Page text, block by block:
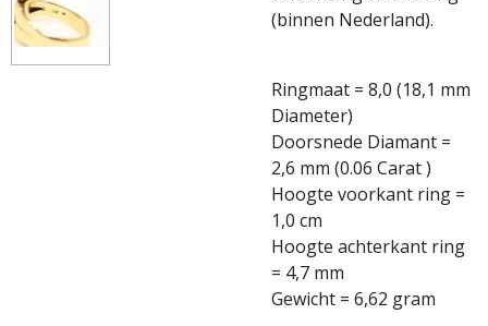
(binnen Nederland).
Ringmaat = 8,0 (18,1 mm
Diameter)
Doorsnede Diamant =
2,6 mm (0.06 Carat )
Hoogte voorkant ring =
1,0 cm
Hoogte achterkant ring
= 4,7 mm
Gewicht = 6,62 gram